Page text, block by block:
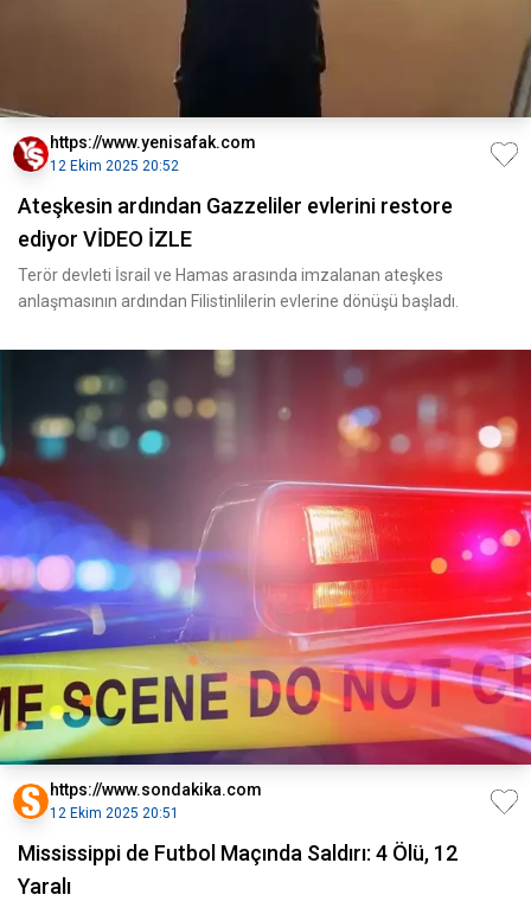
https://www.yenisafak.com
12 Ekim 2025 20:52
Ateşkesin ardından Gazzeliler evlerini restore
ediyor VİDEO İZLE
Terör devleti İsrail ve Hamas arasında imzalanan ateşkes
anlaşmasının ardından Filistinlilerin evlerine dönüşü başladı.
https://www.sondakika.com
12 Ekim 2025 20:51
Mississippi de Futbol Maçında Saldırı: 4 Ölü, 12
Yaralı